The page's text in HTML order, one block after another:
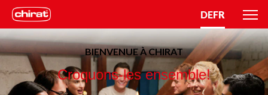
DEFR
BIENVENUE À CHIRAT
Croquons-les ensemble!